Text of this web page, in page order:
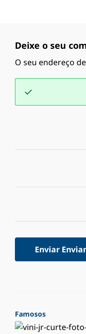
Deixe o seu
O seu endereço
Enviar
Famosos